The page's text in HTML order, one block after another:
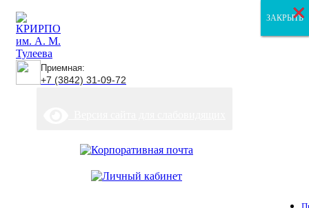
Приемная:
+7 (3842) 31-09-72
ЗАКРЫТЬ
ЗАКРЫТЬ
ЗАКРЫТЬ
×
×
×